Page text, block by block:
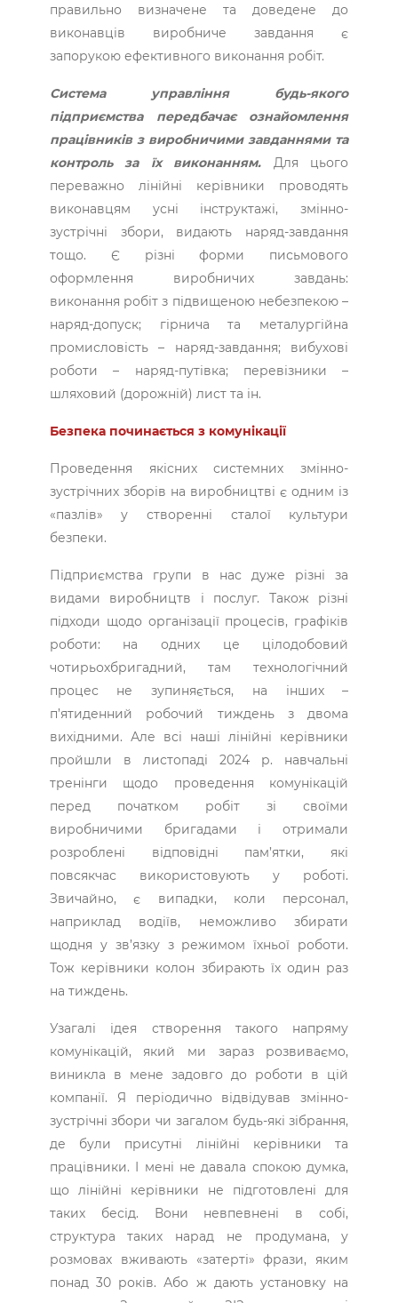
правильно визначене та доведене до
виконавців виробниче завдання є
запорукою ефективного виконання робіт.
Система управління будь-якого
підприємства передбачає ознайомлення
працівників з виробничими завданнями та
контроль за їх виконанням. Для цього
переважно лінійні керівники проводять
виконавцям усні інструктажі, змінно-
зустрічні збори, видають наряд-завдання
тощо. Є різні форми письмового
оформлення виробничих завдань:
виконання робіт з підвищеною небезпекою –
наряд-допуск; гірнича та металургійна
промисловість – наряд-завдання; вибухові
роботи – наряд-путівка; перевізники –
шляховий (дорожній) лист та ін.
Безпека починається з комунікації
Проведення якісних системних змінно-
зустрічних зборів на виробництві є одним із
«пазлів» у створенні сталої культури
безпеки.
Підприємства групи в нас дуже різні за
видами виробництв і послуг. Також різні
підходи щодо організації процесів, графіків
роботи: на одних це цілодобовий
чотирьохбригадний, там технологічний
процес не зупиняється, на інших –
п’ятиденний робочий тиждень з двома
вихідними. Але всі наші лінійні керівники
пройшли в листопаді 2024 р. навчальні
тренінги щодо проведення комунікацій
перед початком робіт зі своїми
виробничими бригадами і отримали
розроблені відповідні пам’ятки, які
повсякчас використовують у роботі.
Звичайно, є випадки, коли персонал,
наприклад водіїв, неможливо збирати
щодня у зв’язку з режимом їхньої роботи.
Тож керівники колон збирають їх один раз
на тиждень.
Узагалі ідея створення такого напряму
комунікацій, який ми зараз розвиваємо,
виникла в мене задовго до роботи в цій
компанії. Я періодично відвідував змінно-
зустрічні збори чи загалом будь-які зібрання,
де були присутні лінійні керівники та
працівники. І мені не давала спокою думка,
що лінійні керівники не підготовлені для
таких бесід. Вони невпевнені в собі,
структура таких нарад не продумана, у
розмовах вживають «затерті» фрази, яким
понад 30 років. Або ж дають установку на